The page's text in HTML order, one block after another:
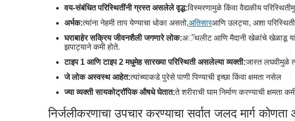
वय-संबंधित परिस्थितींनी ग्रस्त असलेले वृद्ध:विस्मरणामुळे किंवा वैद्यकीय
अर्भक:त्यांना नेहमी ताप येण्याचा धोका असतो,अतिसारआणि उलट्या, अशा
घराबाहेर सक्रिय जीवनशैली जगणारे लोक:अॅथलीट आणि मैदानी खेळांचे खेळाडू
झपाट्याने कमी होते.
टाइप 1 आणि टाइप 2 मधुमेह सारख्या परिस्थिती असलेल्या व्यक्ती:जास्त लघवीमुळे
जे लोक अस्वस्थ आहेत:त्यांच्याकडे पुरेसे पाणी पिण्याची इच्छा किंवा क्षमता नसेल
ज्या व्यक्ती सायकोट्रॉपिक औषधे घेतात:ते शरीराची घाम निर्माण करण्याची क्षमता
निर्जलीकरणाचा उपचार करण्याचा सर्वात जलद मार्ग